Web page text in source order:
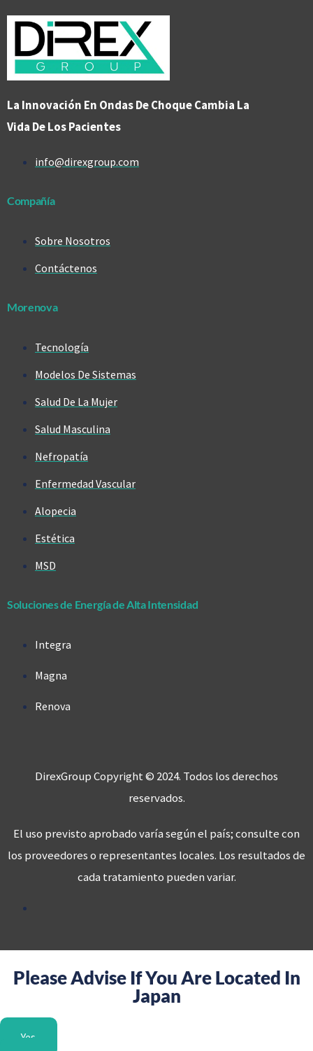
La Innovación En Ondas De Choque Cambia La
Vida De Los Pacientes
info@direxgroup.com
Compañía
Sobre Nosotros
Contáctenos
Morenova
Tecnología
Modelos De Sistemas
Salud De La Mujer
Salud Masculina
Nefropatía
Enfermedad Vascular
Alopecia
Estética
MSD
Soluciones de Energía de Alta Intensidad
Integra
Magna
Renova
DirexGroup Copyright © 2024. Todos los derechos
reservados.
El uso previsto aprobado varía según el país; consulte con
los proveedores o representantes locales. Los resultados de
cada tratamiento pueden variar.
Please Advise If You Are Located In
Japan
Yes